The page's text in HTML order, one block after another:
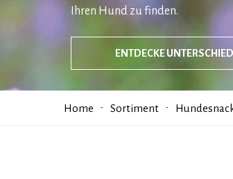
Ihren Hund zu finden.
ENTDECKE
Home Sortiment